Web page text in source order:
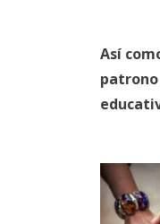
Así
patrono